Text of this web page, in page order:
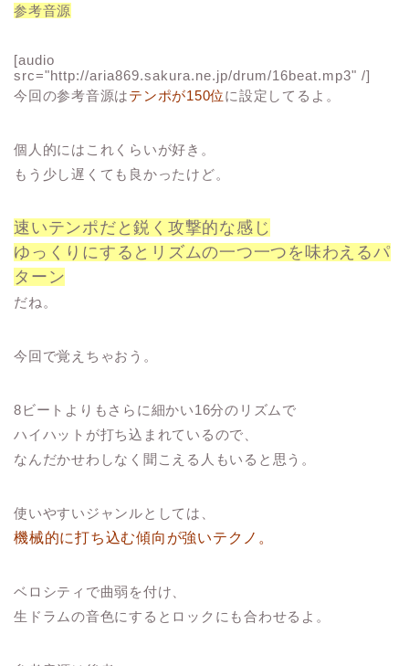
参考音源
[audio
src="http://aria869.sakura.ne.jp/drum/16beat.mp3" /]
今回の参考音源はテンポが150位に設定してるよ。
個人的にはこれくらいが好き。
もう少し遅くても良かったけど。
速いテンポだと鋭く攻撃的な感じ
ゆっくりにするとリズムの一つ一つを味わえるパ
ターン
だね。
今回で覚えちゃおう。
8ビートよりもさらに細かい16分のリズムで
ハイハットが打ち込まれているので、
なんだかせわしなく聞こえる人もいると思う。
使いやすいジャンルとしては、
機械的に打ち込む傾向が強いテクノ。
ベロシティで曲弱を付け、
生ドラムの音色にするとロックにも合わせるよ。